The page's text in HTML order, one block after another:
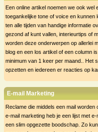
Een online artikel noemen we ook wel
toegankelijke tone of voice en
ten alle tijden van handige informatie
gezond af kunt vallen, interieurtips of
worden deze onderwerpen op allerlei
blog en een los artikel of een column
minimum van 1 keer per maand.. Het
opzetten en iedereen er reacties op
E-mail Marketing
Reclame die middels een mail
e-mail marketing heb je een lijst met
een slim opgezette boodschap. Zo